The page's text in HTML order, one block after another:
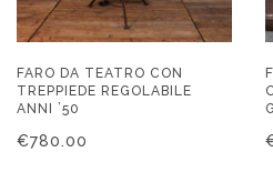
FARO DA TEATRO CON
TREPPIEDE REGOLABILE
ANNI ’50
€780.00